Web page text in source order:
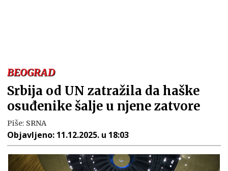
BEOGRAD
Srbija od UN zatražila da haške
osuđenike šalje u njene zatvore
Piše: SRNA
Objavljeno: 11.12.2025. u 18:03